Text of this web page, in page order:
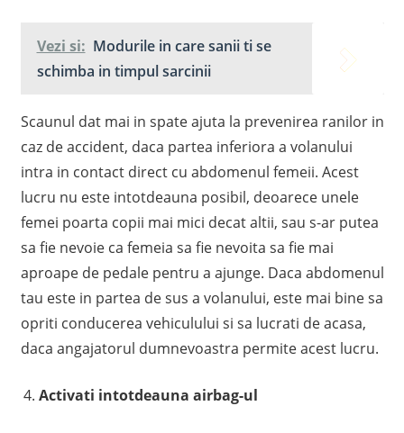
Vezi si: Modurile in care sanii ti se
schimba in timpul sarcinii
Scaunul dat mai in spate ajuta la prevenirea ranilor in
caz de accident, daca partea inferiora a volanului
intra in contact direct cu abdomenul femeii. Acest
lucru nu este intotdeauna posibil, deoarece unele
femei poarta copii mai mici decat altii, sau s-ar putea
sa fie nevoie ca femeia sa fie nevoita sa fie mai
aproape de pedale pentru a ajunge. Daca abdomenul
tau este in partea de sus a volanului, este mai bine sa
opriti conducerea vehiculului si sa lucrati de acasa,
daca angajatorul dumnevoastra permite acest lucru.
Activati intotdeauna airbag-ul